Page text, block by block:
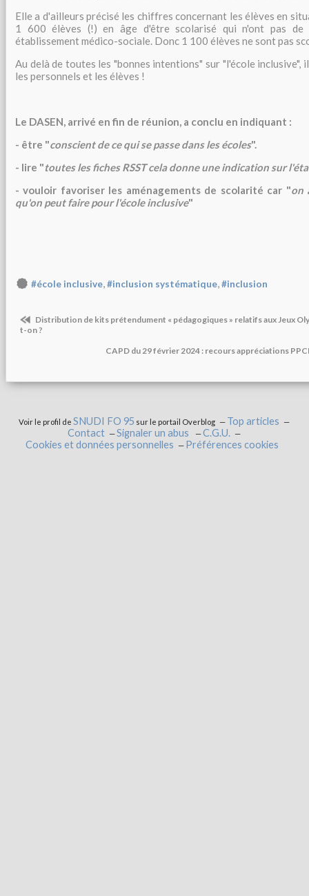
Elle a d'ailleurs précisé les chiffres concernant les élèves en
1 600 élèves (!) en âge d'être scolarisé qui n'ont pas de
établissement médico-sociale. Donc 1 100 élèves ne sont pas
Au delà de toutes les "bonnes intentions" sur "l'école
les personnels et les élèves !
Le DASEN, arrivé en fin de réunion, a conclu en indiquant :
- être "conscient de ce qui se passe dans les écoles".
- lire "toutes les fiches RSST cela donne une indication sur
- vouloir favoriser les aménagements de scolarité car "on
qu'on peut faire pour l'école inclusive"
#école inclusive,#inclusion systématique,#inclusion
Distribution de kits prétendument « pédagogiques » relatifs aux Jeux
t-on ?
CAPD du 29 février 2024 : recours appréciations
Voir le profil deSNUDI FO 95 sur le portail Overblog
Top articles
Contact
Signaler un abus
C.G.U.
Cookies et données personnelles
Préférences cookies